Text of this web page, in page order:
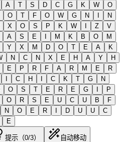
A T S D C G K W
O
O T F O W G N I
N
X O S P K W I Z
V
A S E I M K B O
M
Y X M D O T E A
K
N C N X E H A Y
H
E P R F A R M E
R
I C H I C K T G
N
O S T E R E G I
P
O R S E U C U B
F
N O E R I D U U
C
E
提示（0/3） 自动移动